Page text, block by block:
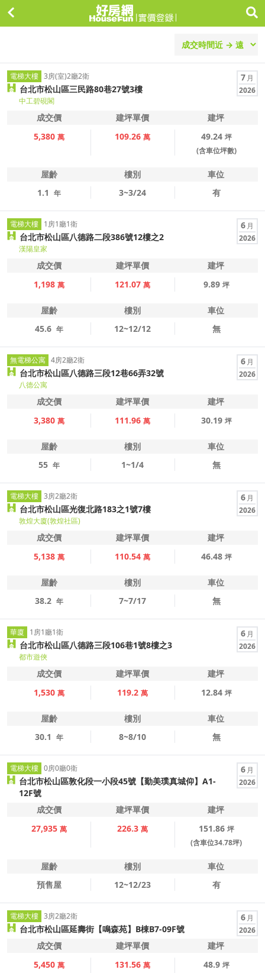
電梯大樓 3房(室)2廳2衛
台北市松山區三民路80巷27號3樓
中工碧硯閣
7 月
2026
成交價 建坪單價
建坪
5,380 萬 109.26 萬 49.24 坪
(含車位坪數)
屋齡 樓別
車位
1.1 年 3~3/24 有
電梯大樓 1房1廳1衛
台北市松山區八德路二段386號12樓之2
漢陽皇家
6 月
2026
成交價 建坪單價
建坪
1,198 萬 121.07 萬 9.89 坪
屋齡 樓別
車位
45.6 年 12~12/12 無
無電梯公寓 4房2廳2衛
台北市松山區八德路三段12巷66弄32號
八德公寓
6 月
2026
成交價 建坪單價
建坪
3,380 萬 111.96 萬 30.19 坪
屋齡 樓別
車位
55 年 1~1/4 無
電梯大樓 3房2廳2衛
台北市松山區光復北路183之1號7樓
敦煌大廈(敦煌社區)
6 月
2026
成交價 建坪單價
建坪
5,138 萬 110.54 萬 46.48 坪
屋齡 樓別
車位
38.2 年 7~7/17 無
華廈 1房1廳1衛
台北市松山區八德路三段106巷1號8樓之3
都市遊俠
6 月
2026
成交價 建坪單價
建坪
1,530 萬 119.2 萬 12.84 坪
屋齡 樓別
車位
30.1 年 8~8/10 無
電梯大樓 0房0廳0衛
台北市松山區敦化段一小段45號【勤美璞真城仰】A1-
12F號
6 月
2026
成交價 建坪單價
建坪
27,935 萬 226.3 萬 151.86 坪
(含車位34.78坪)
屋齡 樓別
車位
預售屋
12~12/23 有
電梯大樓 3房2廳2衛
台北市松山區延壽街【鳴森苑】B棟B7-09F號
6 月
2026
成交價 建坪單價
建坪
5,450 萬 131.56 萬 48.9 坪